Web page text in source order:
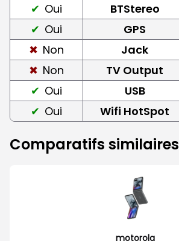
Oui
BTStereo
Oui
GPS
Non
Jack
Non
TV Output
Oui
USB
Oui
Wifi HotSpot
Comparatifs similaires
motorola